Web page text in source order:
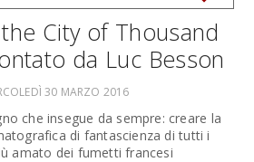
City of Thousand
da Luc Besson
30 MARZO 2016
che insegue da sempre: creare la
di fantascienza di tutti i
amato dei fumetti francesi